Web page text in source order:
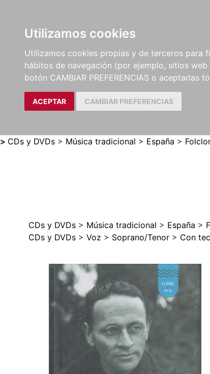
Utilizamos cookies
Utilizamos cookies propias y de terceros para
hábitos de navegación (por ejemplo, sitios web
botón CAMBIAR PREFERENCIAS o aceptarlas
ACEPTAR CAMBIAR PREFERENCIAS
LIBROS
MÉTODOS Y
EJERCICIOS
PARTITURAS Y
CRÍTICAS
> CDs y DVDs > Música tradicional > España >
CDs y DVDs > Música tradicional > España >
CDs y DVDs > Voz > Soprano/Tenor > Con